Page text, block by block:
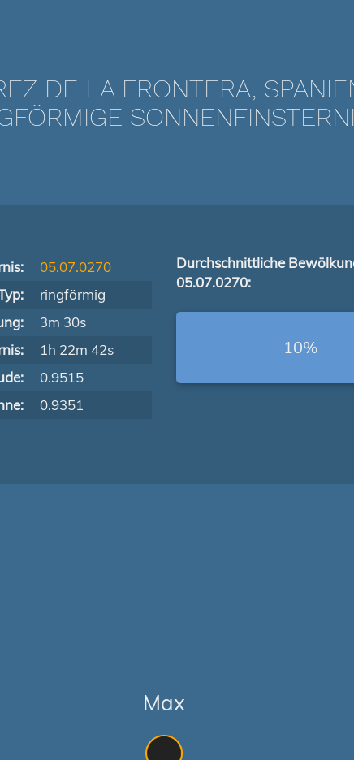
DE LA FRONTERA,
05.07.0270
ringförmig
3m 30s
1h 22m 42s
0.9515
0.9351
Durchschnittliche
05.07.0270:
10%
Max